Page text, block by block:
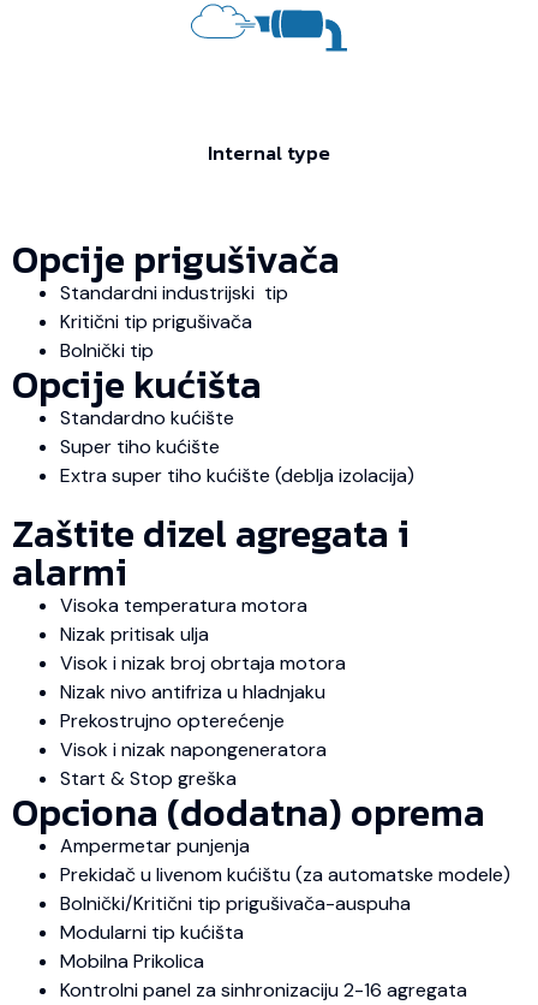
Internal type
Opcije prigušivača
Standardni industrijski tip
Kritični tip prigušivača
Bolnički tip
Opcije kućišta
Standardno kućište
Super tiho kućište
Extra super tiho kućište (deblja izolacija)
Zaštite dizel agregata i
alarmi
Visoka temperatura motora
Nizak pritisak ulja
Visok i nizak broj obrtaja motora
Nizak nivo antifriza u hladnjaku
Prekostrujno opterećenje
Visok i nizak napongeneratora
Start & Stop greška
Opciona (dodatna) oprema
Ampermetar punjenja
Prekidač u livenom kućištu (za automatske modele)
Bolnički/Kritični tip prigušivača-auspuha
Modularni tip kućišta
Mobilna Prikolica
Kontrolni panel za sinhronizaciju 2-16 agregata